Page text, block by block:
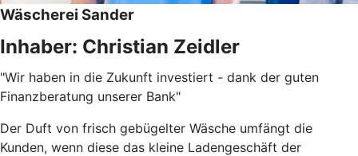
Wäscherei Sander
Inhaber: Christian Zeidler
"Wir haben in die Zukunft investiert - dank der guten
Finanzberatung unserer Bank"
Der Duft von frisch gebügelter Wäsche umfängt die
Kunden, wenn diese das kleine Ladengeschäft der